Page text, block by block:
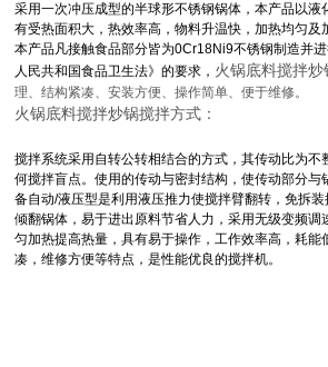
采用一次冲压成型的半球形不锈钢锅体，本产品以液
有受热面积大，热效率高，物料升温快，加热均匀及
本产品凡接触食品部分皆为0Cr18Ni9不锈钢制造并
人民共和国食品卫生法》的要求， 火锅底料搅拌炒
理、结构紧凑、安装方便、操作简单、便于维修。
火锅底料搅拌炒锅搅拌方式：
搅拌系统采用自转公转相结合的方式，其传动比为不
何搅拌盲点。使用的传动与密封结构，使传动部分与
备自动/液压型是利用液压推力使搅拌臂翻转，免拆
倾翻锅体，易于进出原料节省人力，采用无级变频调
匀加热提高热量，具有易于操作，工作效率高，耗能
凑，维修方便等特点，是性能优良的搅拌机。